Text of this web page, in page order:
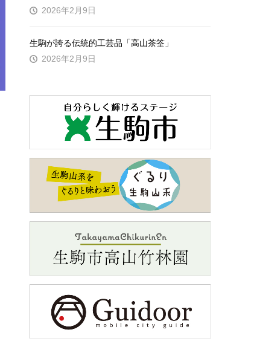
2026年2月9日
生駒が誇る伝統的工芸品「高山茶筌」
2026年2月9日